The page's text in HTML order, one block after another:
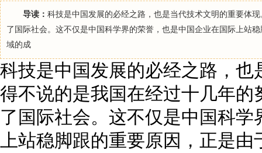
导读： 科技是中国发展的必经之路，也是当代技术文明的重要体
了国际社会。这不仅是中国科学界的荣誉，也是中国企业在国际上站
域的成
科技是中国发展的必经之路，
得不说的是我国在经过十几年
了国际社会。这不仅是中国科
上站稳脚跟的重要原因，正是